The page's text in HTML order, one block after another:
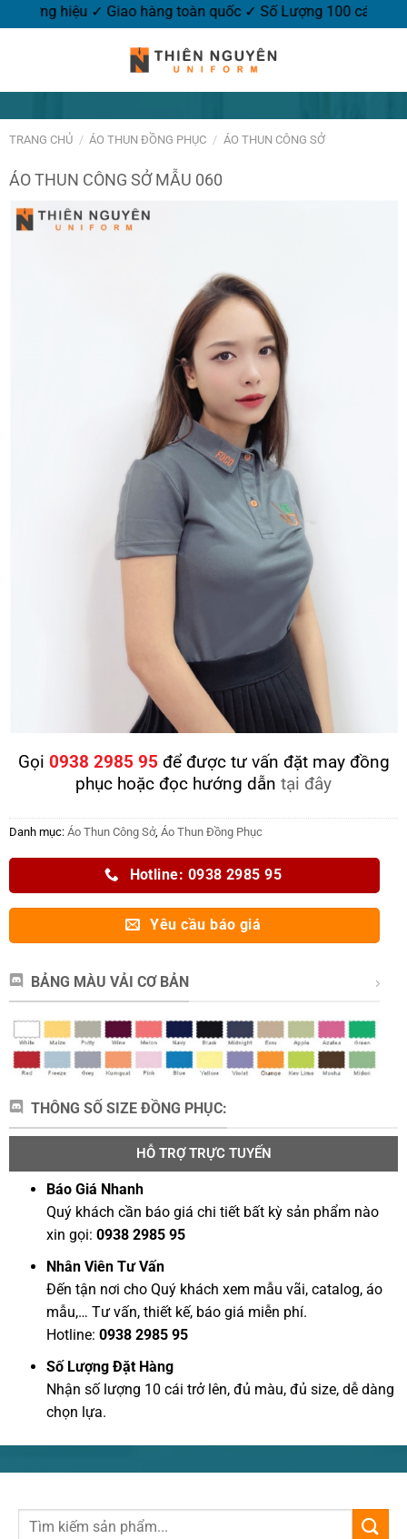
thương hiệu ✓ Giao hàng toàn quốc ✓ Số Lượng 100 cái.
TRANG CHỦ / ÁO THUN ĐỒNG PHỤC / ÁO THUN CÔNG SỞ
ÁO THUN CÔNG SỞ MẪU 060
Gọi 0938 2985 95 để được tư vấn đặt may đồng
phục hoặc đọc hướng dẫn tại đây
Danh mục: Áo Thun Công Sở, Áo Thun Đồng Phục
Hotline: 0938 2985 95
Yêu cầu báo giá
BẢNG MÀU VẢI CƠ BẢN
THÔNG SỐ SIZE ĐỒNG PHỤC:
HỖ TRỢ TRỰC TUYẾN
Báo Giá Nhanh
Quý khách cần báo giá chi tiết bất kỳ sản phẩm nào
xin gọi:0938 2985 95
Nhân Viên Tư Vấn
Đến tận nơi cho Quý khách xem mẫu vãi, catalog, áo
mẫu,… Tư vấn, thiết kế, báo giá miễn phí.
Hotline: 0938 2985 95
Số Lượng Đặt Hàng
Nhận số lượng 10 cái trở lên, đủ màu, đủ size, dễ dàng
chọn lựa.